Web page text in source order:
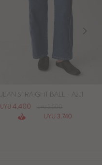
JEAN STRAIGHT BALL - Azul
UYU 4.400
UYU 3.740